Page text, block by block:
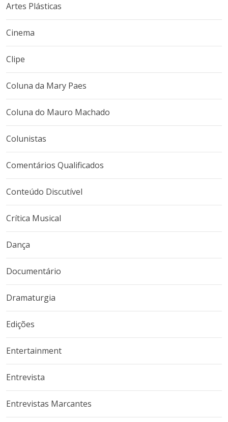
Artes Plásticas
Cinema
Clipe
Coluna da Mary Paes
Coluna do Mauro Machado
Colunistas
Comentários Qualificados
Conteúdo Discutível
Crítica Musical
Dança
Documentário
Dramaturgia
Edições
Entertainment
Entrevista
Entrevistas Marcantes